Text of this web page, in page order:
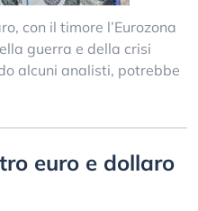
con il timore l’Eurozona
guerra e della crisi
alcuni analisti, potrebbe
euro e dollaro